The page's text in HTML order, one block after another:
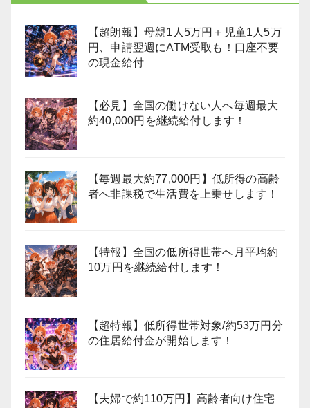
【超朗報】母親1人5万円＋児童1人5万
円、申請翌週にATM受取も！口座不要
の現金給付
【必見】全国の働けない人へ毎週最大
約40,000円を継続給付します！
【毎週最大約77,000円】低所得の高齢
者へ非課税で生活費を上乗せします！
【特報】全国の低所得世帯へ月平均約
10万円を継続給付します！
【超特報】低所得世帯対象/約53万円分
の住居給付金が開始します！
【夫婦で約110万円】高齢者向け住宅